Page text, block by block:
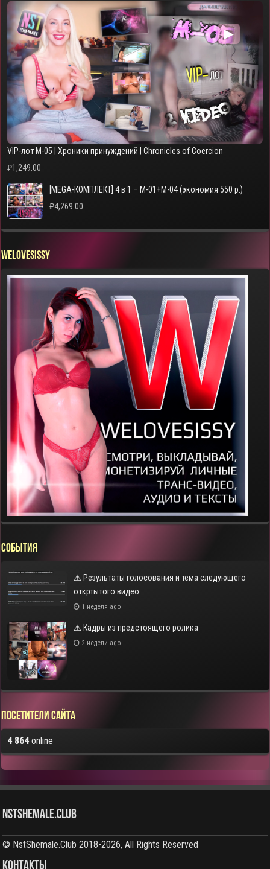
▶
VIP-лот M-05 | Хроники принуждений | Chronicles of Coercion
₽1,249.00
[MEGA-КОМПЛЕКТ] 4 в 1 – M-01+M-04 (экономия 550 р.)
₽4,269.00
WELOVESISSY
СОБЫТИЯ
⚠️ Результаты голосования и тема следующего
откртытого видео
1 неделя ago
⚠️ Кадры из предстоящего ролика
2 недели ago
Посетители сайта
4 864online
NstShemale.Club
© NstShemale.Club 2018-2026, All Rights Reserved